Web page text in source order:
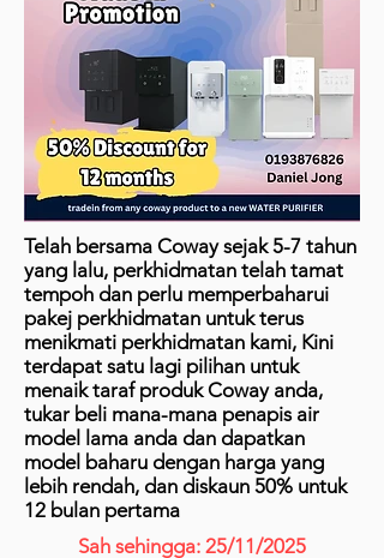
Telah bersama Coway sejak 5-7 tahun
yang lalu, perkhidmatan telah tamat
tempoh dan perlu memperbaharui
pakej perkhidmatan untuk terus
menikmati perkhidmatan kami, Kini
terdapat satu lagi pilihan untuk
menaik taraf produk Coway anda,
tukar beli mana-mana penapis air
model lama anda dan dapatkan
model baharu dengan harga yang
lebih rendah, dan diskaun 50% untuk
12 bulan pertama
Sah sehingga: 25/11/2025